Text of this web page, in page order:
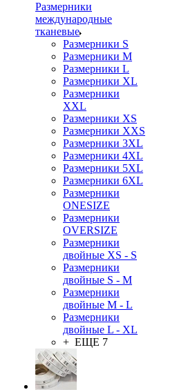
Размерники
международные
тканевые
Размерники S
Размерники M
Размерники L
Размерники XL
Размерники
XXL
Размерники XS
Размерники XXS
Размерники 3XL
Размерники 4XL
Размерники 5XL
Размерники 6XL
Размерники
ONESIZE
Размерники
OVERSIZE
Размерники
двойные XS - S
Размерники
двойные S - M
Размерники
двойные M - L
Размерники
двойные L - XL
+ ЕЩЕ 7